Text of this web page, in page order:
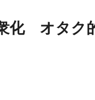
化 オタク